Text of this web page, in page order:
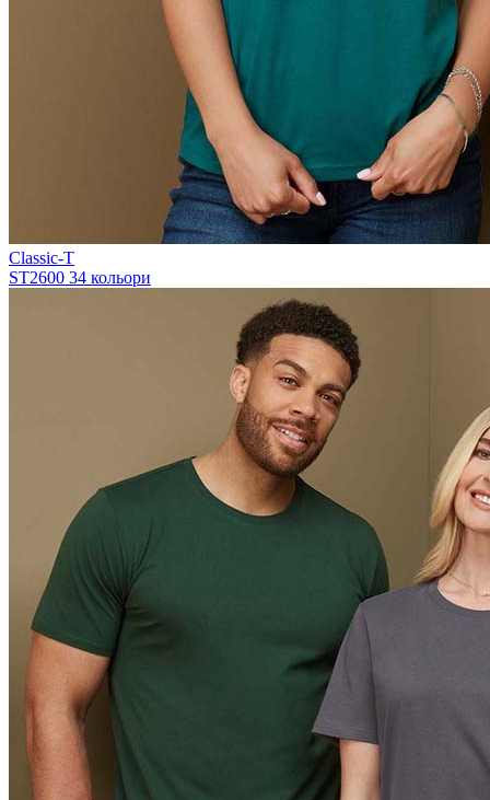
Classic-T
ST2600 34 кольори